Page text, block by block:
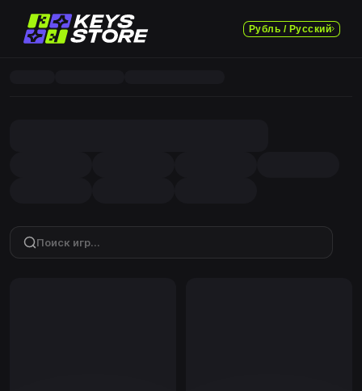
Рубль / Русский